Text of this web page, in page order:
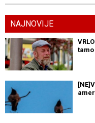
NAJNOVIJE